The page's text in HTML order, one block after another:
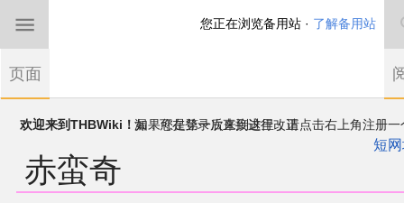
欢迎来到THBWiki！如果您是第一次来到这里，请点击右上角注册一
THBWiki以专业性和准确性为目标，如果你发现了任何确定的错误或
短
赤蛮奇
您正在浏览备用站 · 了解备用站
页面
首页
东方Project
东方同人规约